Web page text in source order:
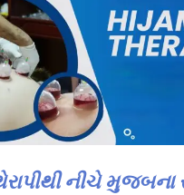
નીચે મુજબના